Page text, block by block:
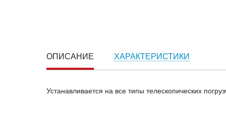
ОПИСАНИЕ ХАРАКТЕРИСТИКИ
Устанавливается на все типы телескопических